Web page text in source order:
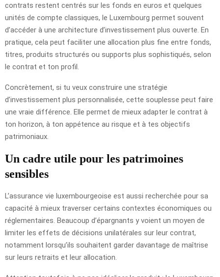
contrats restent centrés sur les fonds en euros et quelques
unités de compte classiques, le Luxembourg permet souvent
d’accéder à une architecture d’investissement plus ouverte. En
pratique, cela peut faciliter une allocation plus fine entre fonds,
titres, produits structurés ou supports plus sophistiqués, selon
le contrat et ton profil.
Concrètement, si tu veux construire une stratégie
d’investissement plus personnalisée, cette souplesse peut faire
une vraie différence. Elle permet de mieux adapter le contrat à
ton horizon, à ton appétence au risque et à tes objectifs
patrimoniaux.
Un cadre utile pour les patrimoines
sensibles
L’assurance vie luxembourgeoise est aussi recherchée pour sa
capacité à mieux traverser certains contextes économiques ou
réglementaires. Beaucoup d’épargnants y voient un moyen de
limiter les effets de décisions unilatérales sur leur contrat,
notamment lorsqu’ils souhaitent garder davantage de maîtrise
sur leurs retraits et leur allocation.